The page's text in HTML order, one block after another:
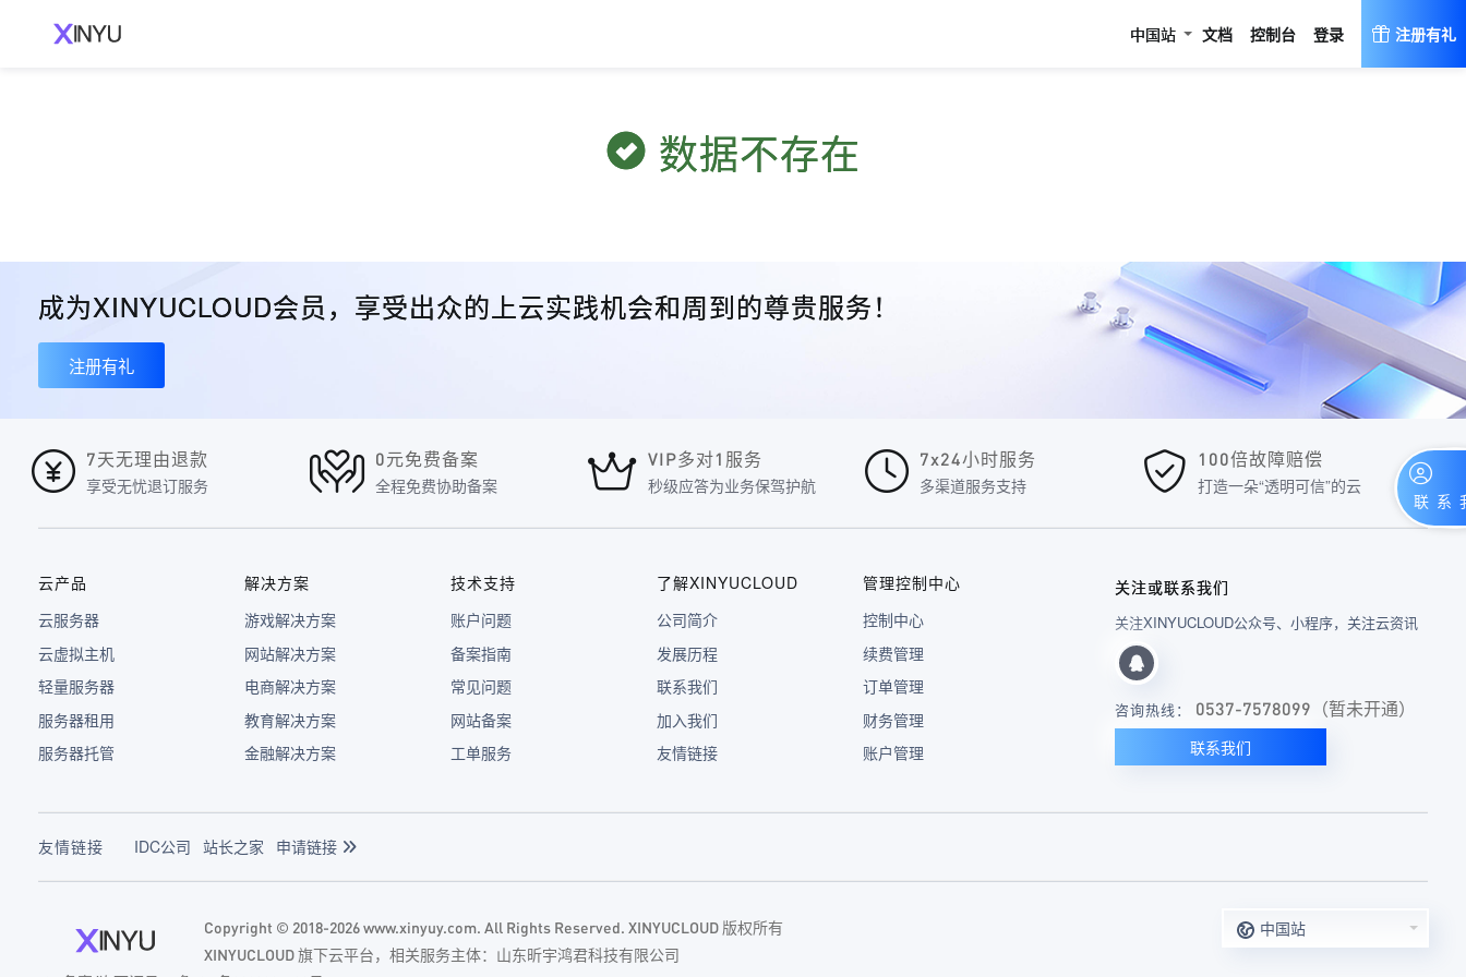
中国站 文档 控制台 登录 注册有礼
数据不存在
成为XINYUCLOUD会员，享受出众的上云实践机会和周到的尊贵服务！
注册有礼
7天无理由退款
享受无忧退订服务
0元免费备案
全程免费协助备案
VIP多对1服务
秒级应答为业务保驾护航
7x24小时服务
多渠道服务支持
100倍故障赔偿
打造一朵“透明可信”的云
云产品
云服务器
云虚拟主机
轻量服务器
服务器租用
服务器托管
解决方案
游戏解决方案
网站解决方案
电商解决方案
教育解决方案
金融解决方案
技术支持
账户问题
备案指南
常见问题
网站备案
工单服务
了解XINYUCLOUD
公司简介
发展历程
联系我们
加入我们
友情链接
管理控制中心
控制中心
续费管理
订单管理
财务管理
账户管理
关注或联系我们
关注XINYUCLOUD公众号、小程序，关注云资讯
咨询热线： 0537-7578099（暂未开通）
联系我们
友情链接 IDC公司 站长之家 申请链接
Copyright © 2018-2026 www.xinyuy.com. All Rights Reserved. XINYUCLOUD 版权所有
XINYUCLOUD 旗下云平台，相关服务主体：山东昕宇鸿君科技有限公司
中国站